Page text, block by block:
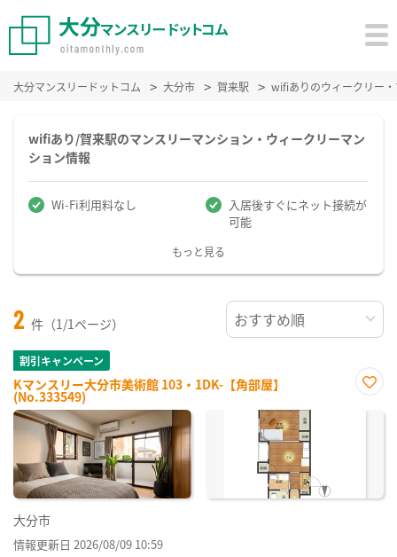
大分マンスリードットコム 大分市 賀来駅 wifiありのウィークリー
wifiあり/賀来駅のマンスリーマンション・ウィークリーマン
ション情報
Wi-Fi利用料なし
入居後すぐにネット接続が
可能
もっと見る
2 件（1/1ページ）
割引キャンペーン
Kマンスリー大分市美術館 103・1DK-【角部屋】
(No.333549)
に入
大分市
情報更新日 2026/08/09 10:59